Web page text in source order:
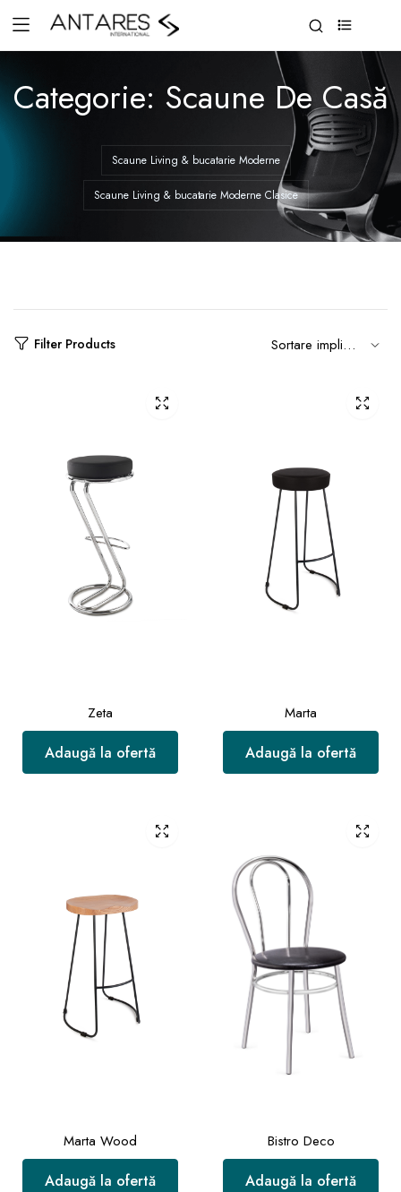
Categorie: Scaune De Casă
Scaune Living & bucatarie Moderne
Scaune Living & bucatarie Moderne Clasice
Filter Products
Zeta
Adaugă la ofertă
Marta
Adaugă la ofertă
Marta Wood
Adaugă la ofertă
Bistro Deco
Adaugă la ofertă